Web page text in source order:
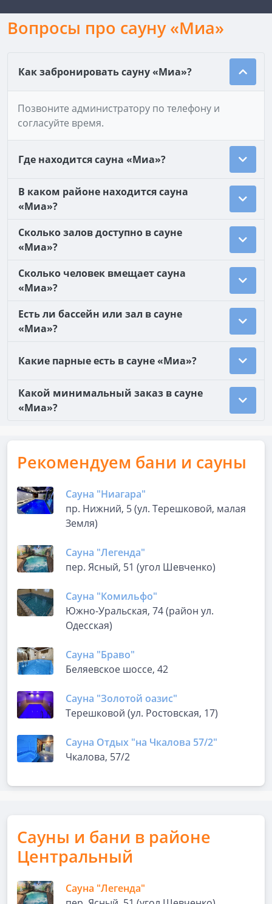
Вопросы про сауну «Миа»
Как забронировать сауну «Миа»?
Позвоните администратору по телефону и
согласуйте время.
Где находится сауна «Миа»?
В каком районе находится сауна
«Миа»?
Сколько залов доступно в сауне
«Миа»?
Сколько человек вмещает сауна
«Миа»?
Есть ли бассейн или зал в сауне
«Миа»?
Какие парные есть в сауне «Миа»?
Какой минимальный заказ в сауне
«Миа»?
Рекомендуем бани и сауны
Сауна "Ниагара"
пр. Нижний, 5 (ул. Терешковой, малая
Земля)
Сауна "Легенда"
пер. Ясный, 51 (угол Шевченко)
Сауна "Комильфо"
Южно-Уральская, 74 (район ул.
Одесская)
Сауна "Браво"
Беляевское шоссе, 42
Сауна "Золотой оазис"
Терешковой (ул. Ростовская, 17)
Сауна Отдых "на Чкалова 57/2"
Чкалова, 57/2
Сауны и бани в районе
Центральный
Сауна "Легенда"